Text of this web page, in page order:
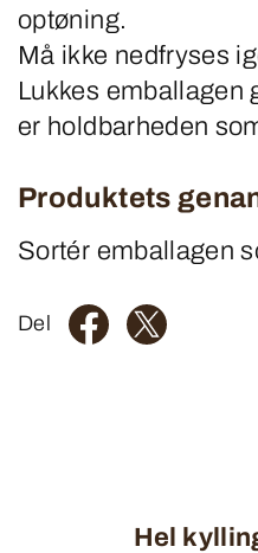
optøning.
Må ikke nedfryses
Lukkes emballagen
er holdbarheden
Produktets
Sortér emballagen
Del
Hel